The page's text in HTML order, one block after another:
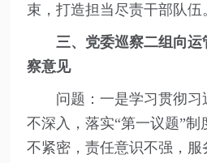
束，打造担当尽责干部队伍
三、党委巡察二组向
察意见
问题：一是学习贯彻
不深入，落实“第一议题”
不紧密，责任意识不强，